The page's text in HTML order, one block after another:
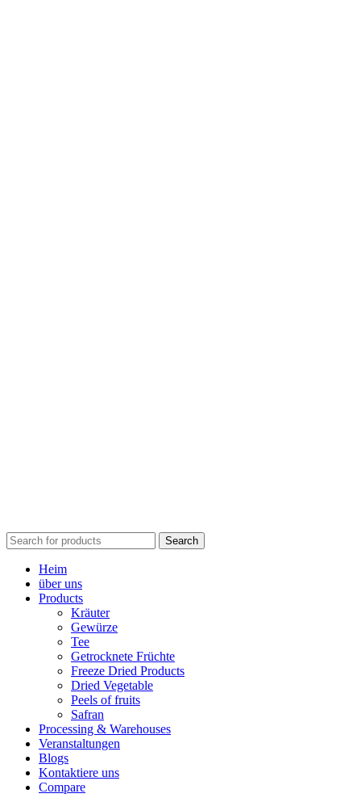
Search
Heim
über uns
Products
Kräuter
Gewürze
Tee
Getrocknete Früchte
Freeze Dried Products
Dried Vegetable
Peels of fruits
Safran
Processing & Warehouses
Veranstaltungen
Blogs
Kontaktiere uns
Compare